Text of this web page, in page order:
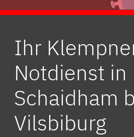
Ihr
Notdienst in
Schaidham
Vilsbiburg